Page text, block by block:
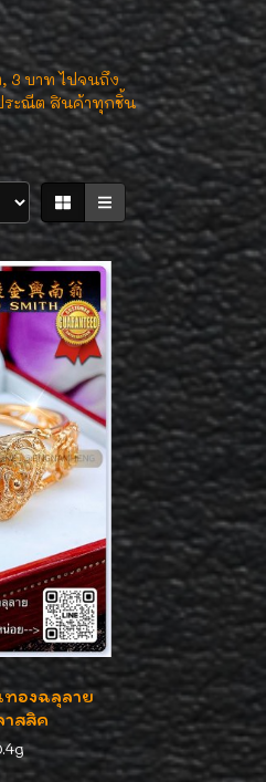
3 บาท ไปจนถึง
ระณีต สินค้าทุกชิ้น
ทองฉลุลาย
สสิค